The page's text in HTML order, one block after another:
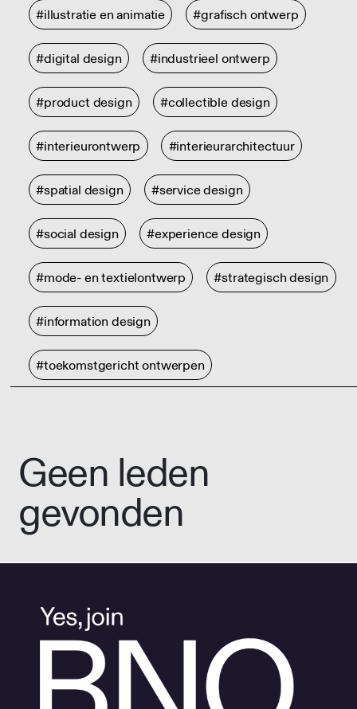
#illustratie en animatie #grafisch ontwerp
#digital design #industrieel ontwerp
#product design #collectible design
#interieurontwerp #interieurarchitectuur
#spatial design #service design
#social design #experience design
#mode- en textielontwerp #strategisch design
#information design
#toekomstgericht ontwerpen
Geen leden
gevonden